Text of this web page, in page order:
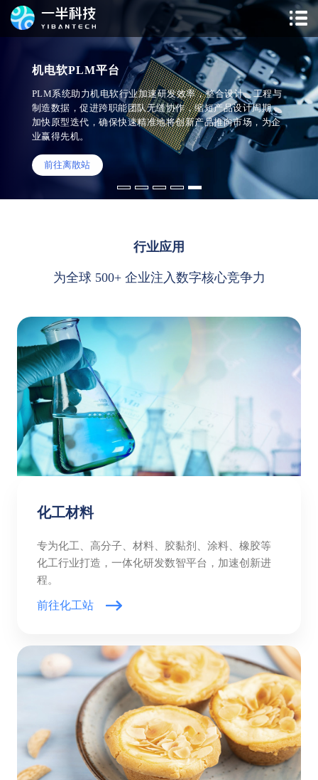
机电软PLM平台
PLM系统助力机电软行业加速研发效率，整合设计、工程与
制造数据，促进跨职能团队无缝协作，缩短产品设计周期，
加快原型迭代，确保快速精准地将创新产品推向市场，为企
业赢得先机。
前往离散站
行业应用
为全球 500+ 企业注入数字核心竞争力
化工材料
专为化工、高分子、材料、胶黏剂、涂料、橡胶等
化工行业打造，一体化研发数智平台，加速创新进
程。
前往化工站